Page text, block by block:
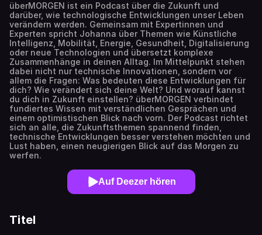
überMORGEN ist ein Podcast über die Zukunft und
darüber, wie technologische Entwicklungen unser Leben
verändern werden. Gemeinsam mit Expertinnen und
Experten spricht Johanna über Themen wie Künstliche
Intelligenz, Mobilität, Energie, Gesundheit, Digitalisierung
oder neue Technologien und übersetzt komplexe
Zusammenhänge in deinen Alltag. Im Mittelpunkt stehen
dabei nicht nur technische Innovationen, sondern vor
allem die Fragen: Was bedeuten diese Entwicklungen für
dich? Wie verändert sich deine Welt? Und worauf kannst
du dich in Zukunft einstellen? überMORGEN verbindet
fundiertes Wissen mit verständlichen Gesprächen und
einem optimistischen Blick nach vorn. Der Podcast richtet
sich an alle, die Zukunftsthemen spannend finden,
technische Entwicklungen besser verstehen möchten und
Lust haben, einen neugierigen Blick auf das Morgen zu
werfen.
Auf Deezer hören
Titel